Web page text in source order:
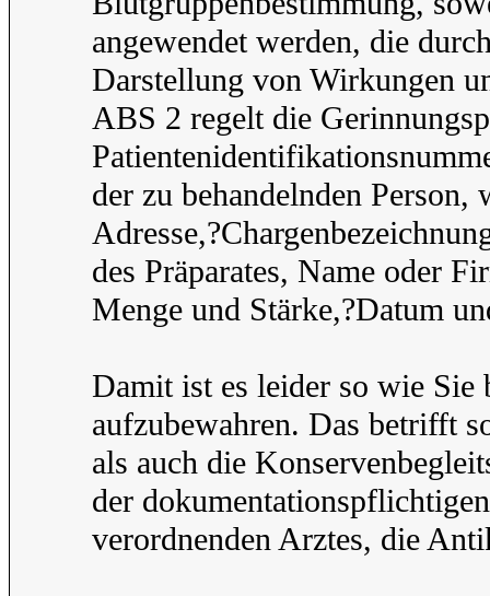
angewendet werden, die
Darstellung von Wirkungen
ABS 2 regelt die
der zu behandelnden
des Präparates, Name oder
Menge und Stärke,?Datum
Damit ist es leider so wie Sie
aufzubewahren. Das betrifft
als auch die
der
verordnenden Arztes, die